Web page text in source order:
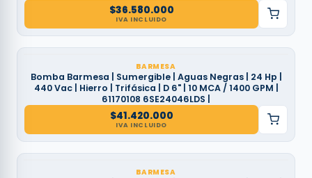
$36.580.000
IVA INCLUIDO
BARMESA
Bomba Barmesa | Sumergible | Aguas Negras | 24 Hp |
440 Vac | Hierro | Trifásica | D 6" | 10 MCA / 1400 GPM |
61170108 6SE24046LDS |
$41.420.000
IVA INCLUIDO
BARMESA